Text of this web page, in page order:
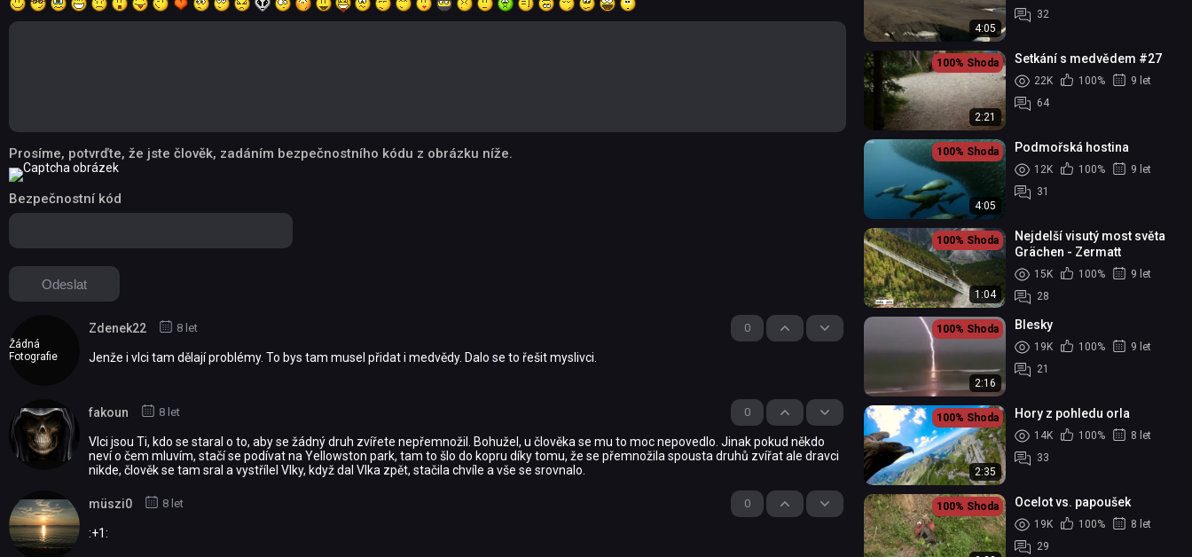
Prosíme, potvrďte, že jste člověk, zadáním bezpečnostního kódu z obrázku níže.
Bezpečnostní kód
Žádná
Fotografie
0
Zdenek22 8 let
Jenže i vlci tam dělají problémy. To bys tam musel přidat i medvědy. Dalo se to řešit myslivci.
0
fakoun 8 let
Vlci jsou Ti, kdo se staral o to, aby se žádný druh zvířete nepřemnožil. Bohužel, u člověka se mu to moc nepovedlo. Jinak pokud někdo
neví o čem mluvím, stačí se podívat na Yellowston park, tam to šlo do kopru díky tomu, že se přemnožila spousta druhů zvířat ale dravci
nikde, člověk se tam sral a vystřílel Vlky, když dal Vlka zpět, stačila chvíle a vše se srovnalo.
0
müszi0 8 let
:+1:
4:05
32
100% Shoda
2:21
Setkání s medvědem #27
22K 100%
9 let
64
100% Shoda
4:05
Podmořská hostina
12K 100%
9 let
31
100% Shoda
1:04
Nejdelší visutý most světa
Grächen - Zermatt
15K 100%
9 let
28
100% Shoda
2:16
Blesky
19K 100%
9 let
21
100% Shoda
2:35
Hory z pohledu orla
14K 100%
8 let
33
100% Shoda Ocelot vs. papoušek
19K 100%
8 let
29